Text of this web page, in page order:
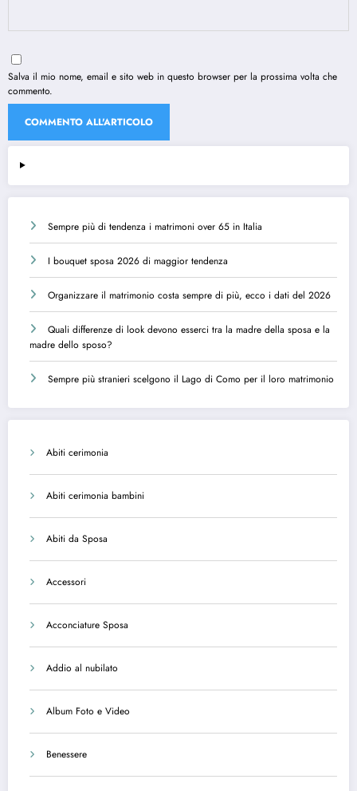
Salva il mio nome, email e sito web in questo browser per la prossima volta che
commento.
Sempre più di tendenza i matrimoni over 65 in Italia
I bouquet sposa 2026 di maggior tendenza
Organizzare il matrimonio costa sempre di più, ecco i dati del 2026
Quali differenze di look devono esserci tra la madre della sposa e la
madre dello sposo?
Sempre più stranieri scelgono il Lago di Como per il loro matrimonio
Abiti cerimonia
Abiti cerimonia bambini
Abiti da Sposa
Accessori
Acconciature Sposa
Addio al nubilato
Album Foto e Video
Benessere